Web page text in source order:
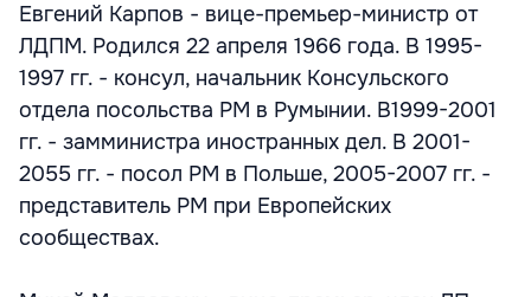
Евгений Карпов - вице-премьер-министр от
ЛДПМ. Родился 22 апреля 1966 года. В 1995-
1997 гг. - консул, начальник Консульского
отдела посольства РМ в Румынии. В1999-2001
гг. - замминистра иностранных дел. В 2001-
2055 гг. - посол РМ в Польше, 2005-2007 гг. -
представитель РМ при Европейских
сообществах.